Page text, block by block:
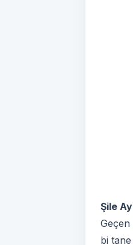
Şile
Geçen
bi